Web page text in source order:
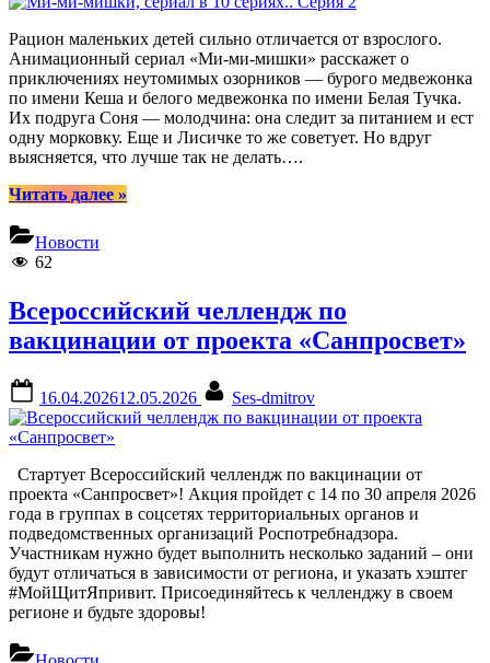
Рацион маленьких детей сильно отличается от взрослого.
Анимационный сериал «Ми-ми-мишки» расскажет о
приключениях неутомимых озорников — бурого медвежонка
по имени Кеша и белого медвежонка по имени Белая Тучка.
Их подруга Соня — молодчина: она следит за питанием и ест
одну морковку. Еще и Лисичке то же советует. Но вдруг
выясняется, что лучше так не делать….
Читать далее“Ми-
сериях..
2”
»
Новости
62
Всероссийский челлендж по
вакцинации от проекта «Санпросвет»
on
16.04.202612.05.2026 Ses-dmitrov
Стартует Всероссийский челлендж по вакцинации от
проекта «Санпросвет»! Акция пройдет с 14 по 30 апреля 2026
года в группах в соцсетях территориальных органов и
подведомственных организаций Роспотребнадзора.
Участникам нужно будет выполнить несколько заданий – они
будут отличаться в зависимости от региона, и указать хэштег
#МойЩитЯпривит. Присоединяйтесь к челленджу в своем
регионе и будьте здоровы!